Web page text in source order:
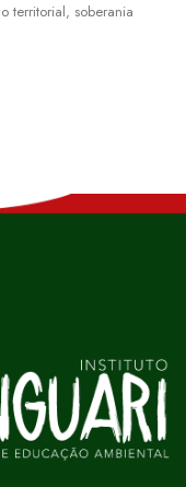
territorial, soberania